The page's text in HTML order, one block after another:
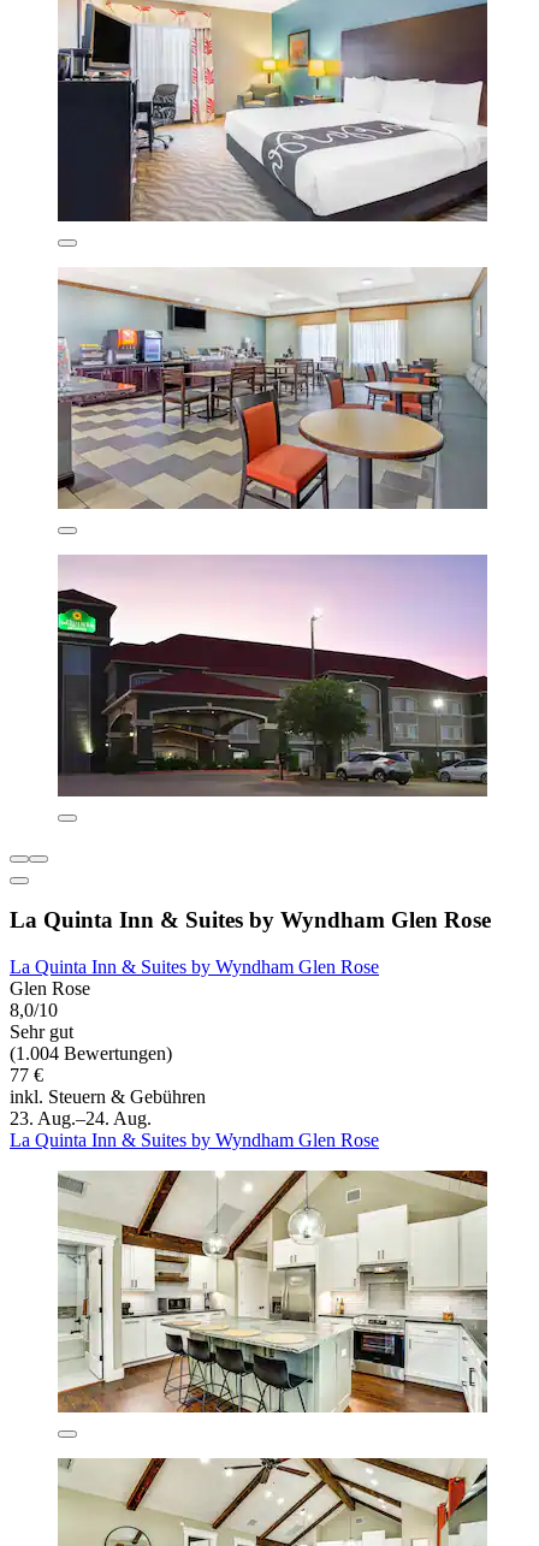
La Quinta Inn & Suites by Wyndham Glen Rose
La Quinta Inn & Suites by Wyndham Glen Rose
Glen Rose
8,0/10
Sehr gut
(1.004 Bewertungen)
77 €
inkl. Steuern & Gebühren
23. Aug.–24. Aug.
La Quinta Inn & Suites by Wyndham Glen Rose